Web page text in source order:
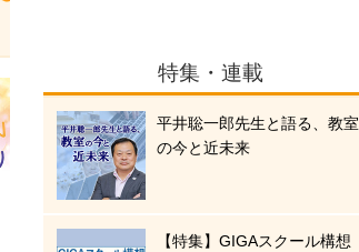
特集・連載
平井聡一郎先生と語る、教室
の今と近未来
【特集】GIGAスクール構想